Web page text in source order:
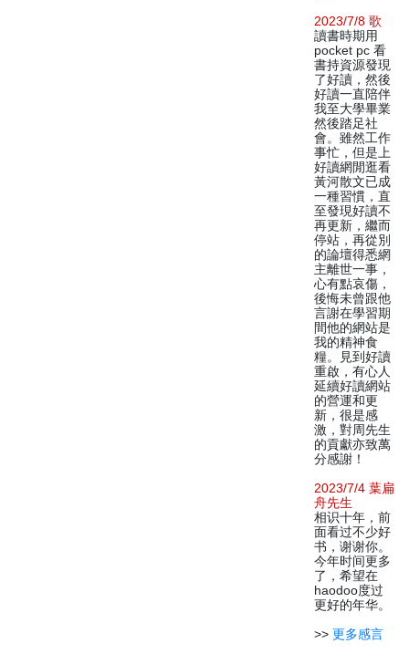
2023/7/8 歌
讀書時期用
pocket pc 看
書持資源發現
了好讀，然後
好讀一直陪伴
我至大學畢業
然後踏足社
會。雖然工作
事忙，但是上
好讀網閒逛看
黃河散文已成
一種習慣，直
至發現好讀不
再更新，繼而
停站，再從別
的論壇得悉網
主離世一事，
心有點哀傷，
後悔未曾跟他
言謝在學習期
間他的網站是
我的精神食
糧。見到好讀
重啟，有心人
延續好讀網站
的營運和更
新，很是感
激，對周先生
的貢獻亦致萬
分感謝！
2023/7/4 葉扁
舟先生
相识十年，前
面看过不少好
书，谢谢你。
今年时间更多
了，希望在
haodoo度过
更好的年华。
>> 更多感言